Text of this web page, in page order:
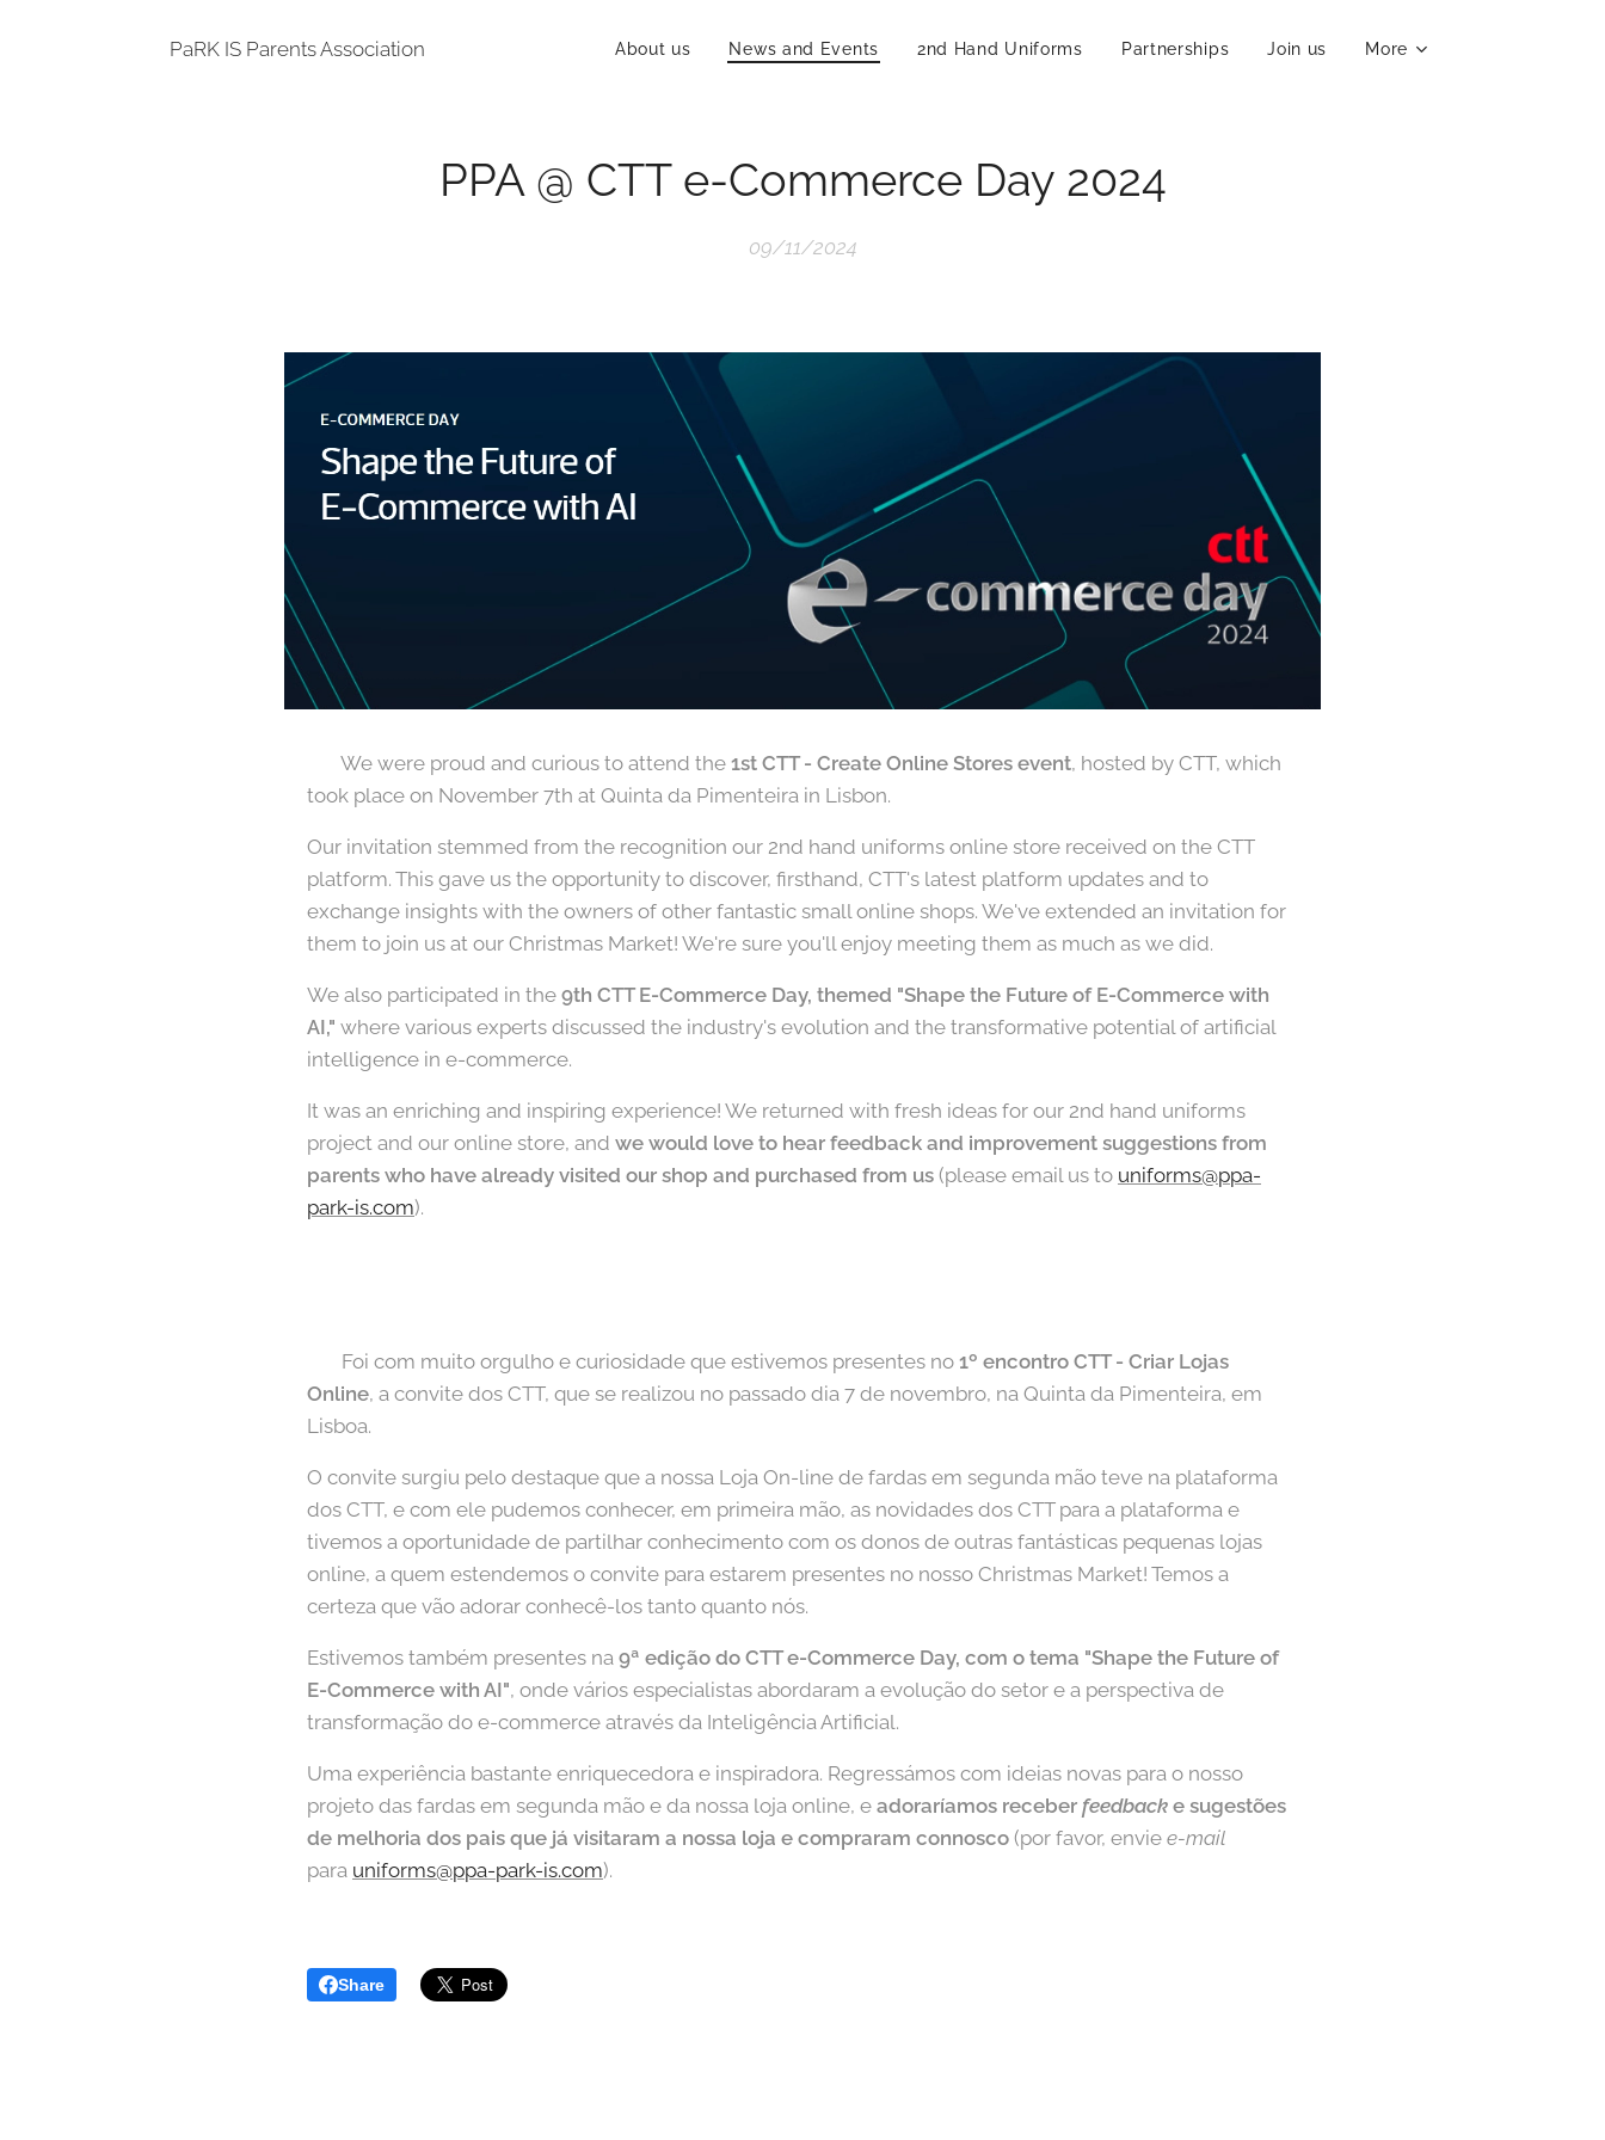
PaRK IS Parents Association About us News and Events 2nd Hand Uniforms Partnerships Join us More
PPA @ CTT e-Commerce Day 2024
09/11/2024
🇬🇧 We were proud and curious to attend the 1st CTT - Create Online Stores event, hosted by CTT, which
took place on November 7th at Quinta da Pimenteira in Lisbon.
Our invitation stemmed from the recognition our 2nd hand uniforms online store received on the CTT
platform. This gave us the opportunity to discover, firsthand, CTT's latest platform updates and to
exchange insights with the owners of other fantastic small online shops. We've extended an invitation for
them to join us at our Christmas Market! We're sure you'll enjoy meeting them as much as we did.
We also participated in the 9th CTT E-Commerce Day, themed "Shape the Future of E-Commerce with
AI," where various experts discussed the industry's evolution and the transformative potential of artificial
intelligence in e-commerce.
It was an enriching and inspiring experience! We returned with fresh ideas for our 2nd hand uniforms
project and our online store, and we would love to hear feedback and improvement suggestions from
parents who have already visited our shop and purchased from us (please email us to uniforms@ppa-
park-is.com).
🇵🇹 Foi com muito orgulho e curiosidade que estivemos presentes no 1º encontro CTT - Criar Lojas
Online, a convite dos CTT, que se realizou no passado dia 7 de novembro, na Quinta da Pimenteira, em
Lisboa.
O convite surgiu pelo destaque que a nossa Loja On-line de fardas em segunda mão teve na plataforma
dos CTT, e com ele pudemos conhecer, em primeira mão, as novidades dos CTT para a plataforma e
tivemos a oportunidade de partilhar conhecimento com os donos de outras fantásticas pequenas lojas
online, a quem estendemos o convite para estarem presentes no nosso Christmas Market! Temos a
certeza que vão adorar conhecê-los tanto quanto nós.
Estivemos também presentes na 9ª edição do CTT e-Commerce Day, com o tema "Shape the Future of
E-Commerce with AI", onde vários especialistas abordaram a evolução do setor e a perspectiva de
transformação do e-commerce através da Inteligência Artificial.
Uma experiência bastante enriquecedora e inspiradora. Regressámos com ideias novas para o nosso
projeto das fardas em segunda mão e da nossa loja online, e adoraríamos receber feedback e sugestões
de melhoria dos pais que já visitaram a nossa loja e compraram connosco (por favor, envie e-mail
para uniforms@ppa-park-is.com).
Share